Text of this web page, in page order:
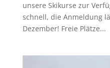
unsere Skikurse zur
schnell, die Anmeldung
Dezember! Freie Plätze...